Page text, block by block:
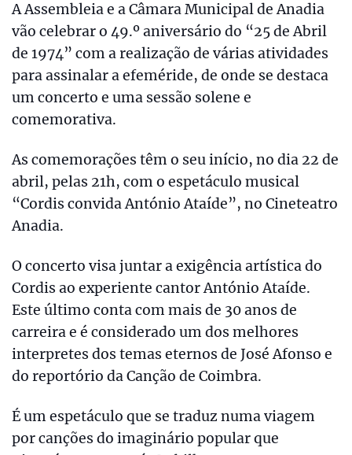
A Assembleia e a Câmara Municipal de Anadia
vão celebrar o 49.º aniversário do “25 de Abril
de 1974” com a realização de várias atividades
para assinalar a efeméride, de onde se destaca
um concerto e uma sessão solene e
comemorativa.
As comemorações têm o seu início, no dia 22 de
abril, pelas 21h, com o espetáculo musical
“Cordis convida António Ataíde”, no Cineteatro
Anadia.
O concerto visa juntar a exigência artística do
Cordis ao experiente cantor António Ataíde.
Este último conta com mais de 30 anos de
carreira e é considerado um dos melhores
interpretes dos temas eternos de José Afonso e
do reportório da Canção de Coimbra.
É um espetáculo que se traduz numa viagem
por canções do imaginário popular que